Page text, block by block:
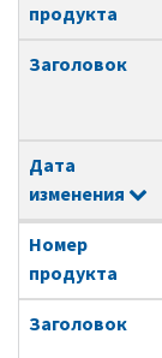
продукта
Заголовок
Дата
изменения
Номер
продукта
Заголовок